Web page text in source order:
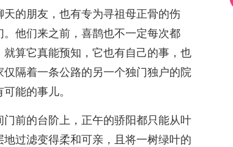
的朋友，也有专为寻祖母正骨的伤
他们来之前，喜鹊也不一定每次都
算它真能预知，它也有自己的事，也
隔着一条公路的另一个独门独户的院
能的事儿。
前的台阶上，正午的骄阳都只能从叶
过滤变得柔和可亲，且将一树绿叶的